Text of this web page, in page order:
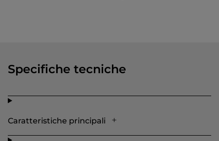
Specifiche tecniche
Caratteristiche principali